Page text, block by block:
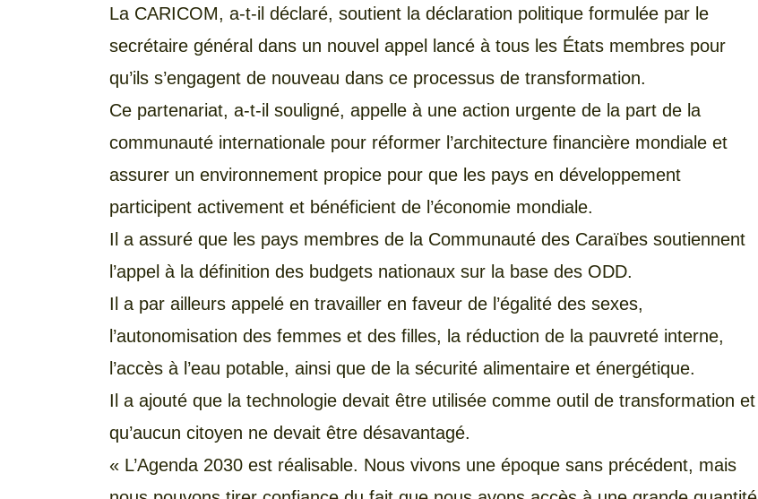
La CARICOM, a-t-il déclaré, soutient la déclaration politique formulée par le
secrétaire général dans un nouvel appel lancé à tous les États membres pour
qu’ils s’engagent de nouveau dans ce processus de transformation.
Ce partenariat, a-t-il souligné, appelle à une action urgente de la part de la
communauté internationale pour réformer l’architecture financière mondiale et
assurer un environnement propice pour que les pays en développement
participent activement et bénéficient de l’économie mondiale.
Il a assuré que les pays membres de la Communauté des Caraïbes soutiennent
l’appel à la définition des budgets nationaux sur la base des ODD.
Il a par ailleurs appelé en travailler en faveur de l’égalité des sexes,
l’autonomisation des femmes et des filles, la réduction de la pauvreté interne,
l’accès à l’eau potable, ainsi que de la sécurité alimentaire et énergétique.
Il a ajouté que la technologie devait être utilisée comme outil de transformation et
qu’aucun citoyen ne devait être désavantagé.
« L’Agenda 2030 est réalisable. Nous vivons une époque sans précédent, mais